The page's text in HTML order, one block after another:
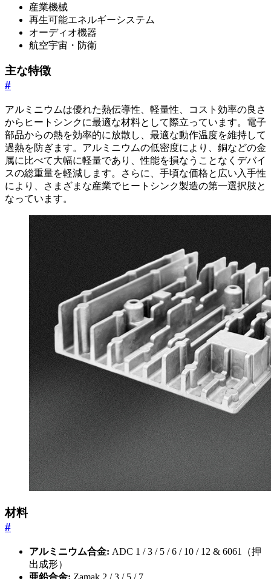
産業機械
再生可能エネルギーシステム
オーディオ機器
航空宇宙・防衛
主な特徴
#
アルミニウムは優れた熱伝導性、軽量性、コスト効率の良さ
からヒートシンクに最適な材料として際立っています。電子
部品からの熱を効率的に放散し、最適な動作温度を維持して
過熱を防ぎます。アルミニウムの低密度により、銅などの金
属に比べて大幅に軽量であり、性能を損なうことなくデバイ
スの総重量を軽減します。さらに、手頃な価格と広い入手性
により、さまざまな産業でヒートシンク製造の第一選択肢と
なっています。
材料
#
アルミニウム合金: ADC 1 / 3 / 5 / 6 / 10 / 12 & 6061（押
出成形）
亜鉛合金: Zamak 2 / 3 / 5 / 7